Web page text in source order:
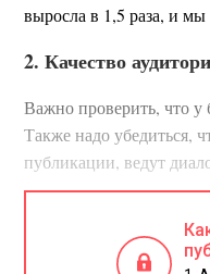
выросла в 1,5 раза, и мы
2. Качество
Важно проверить, что у
Также надо убедиться,
публикации, ведут
посты набирают в
соотношение лайков/